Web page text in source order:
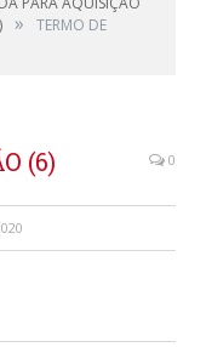
»
TERMO DE
(6) 0